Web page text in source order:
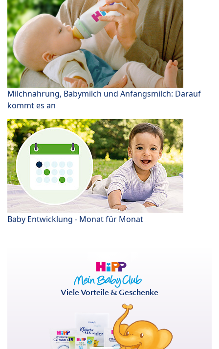
Milchnahrung, Babymilch und Anfangsmilch: Darauf
kommt es an
Baby Entwicklung - Monat für Monat
Viele Vorteile & Geschenke